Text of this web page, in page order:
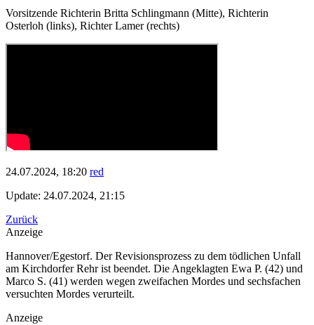
Vorsitzende Richterin Britta Schlingmann (Mitte), Richterin
Osterloh (links), Richter Lamer (rechts)
24.07.2024, 18:20 red
Update: 24.07.2024, 21:15
Zurück
Anzeige
Hannover/Egestorf. Der Revisionsprozess zu dem tödlichen Unfall
am Kirchdorfer Rehr ist beendet. Die Angeklagten Ewa P. (42) und
Marco S. (41) werden wegen zweifachen Mordes und sechsfachen
versuchten Mordes verurteilt.
Anzeige